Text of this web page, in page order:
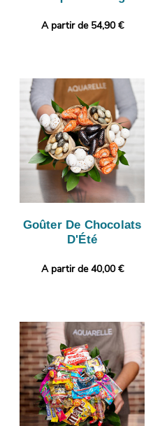
A partir de 54,90 €
Goûter De Chocolats
D'Été
A partir de 40,00 €